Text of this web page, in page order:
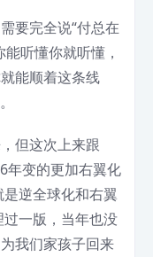
要完全说“付总在
听懂你就听懂，
能顺着这条线
但这次上来跟
年变的更加右翼化
逆全球化和右翼
一版，当年也没
我们家孩子回来